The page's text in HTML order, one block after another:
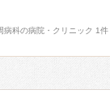
病科の病院・クリニック 1件